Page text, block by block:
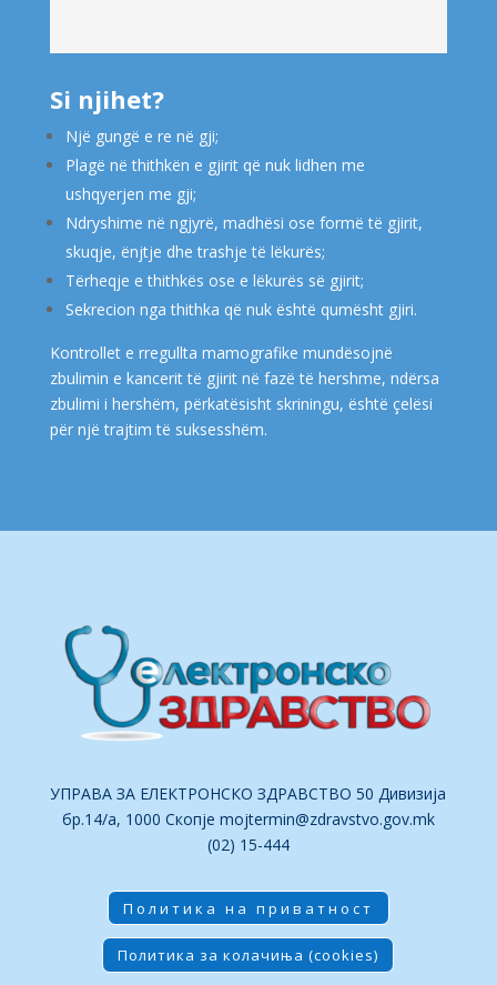
Si njihet?
Një gungë e re në gji;
Plagë në thithkën e gjirit që nuk lidhen me
ushqyerjen me gji;
Ndryshime në ngjyrë, madhësi ose formë të gjirit,
skuqje, ënjtje dhe trashje të lëkurës;
Tërheqje e thithkës ose e lëkurës së gjirit;
Sekrecion nga thithka që nuk është qumësht gjiri.
Kontrollet e rregullta mamografike mundësojnë
zbulimin e kancerit të gjirit në fazë të hershme, ndërsa
zbulimi i hershëm, përkatësisht skriningu, është çelësi
për një trajtim të suksesshëm.
УПРАВА ЗА ЕЛЕКТРОНСКО ЗДРАВСТВО 50 Дивизија
бр.14/а, 1000 Скопје mojtermin@zdravstvo.gov.mk
(02) 15-444
Политика на приватност
Политика за колачиња (cookies)